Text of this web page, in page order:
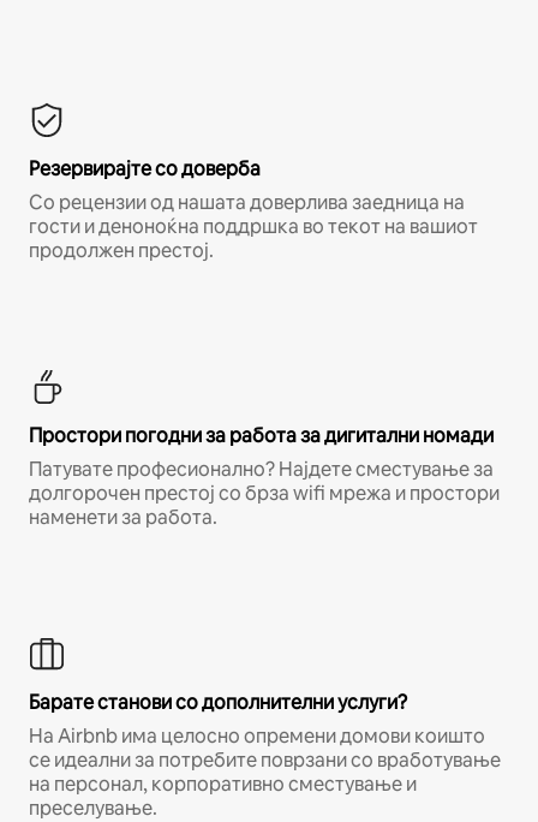
Резервирајте со доверба
Со рецензии од нашата доверлива заедница на
гости и деноноќна поддршка во текот на вашиот
продолжен престој.
Простори погодни за работа за дигитални номади
Патувате професионално? Најдете сместување за
долгорочен престој со брза wifi мрежа и простори
наменети за работа.
Барате станови со дополнителни услуги?
На Airbnb има целосно опремени домови коишто
се идеални за потребите поврзани со вработување
на персонал, корпоративно сместување и
преселување.